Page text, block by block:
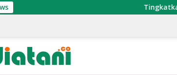
Tingkatkan Ekonomi